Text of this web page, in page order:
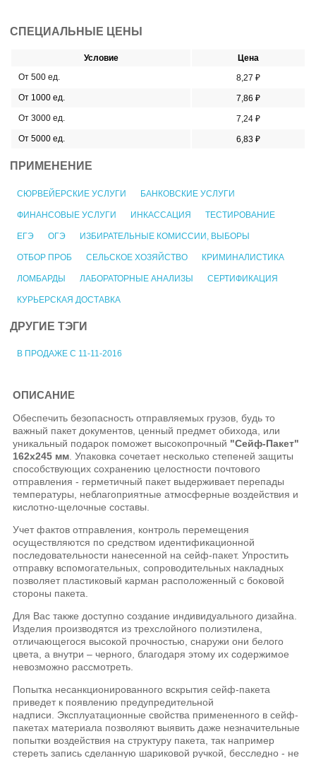
СПЕЦИАЛЬНЫЕ ЦЕНЫ
Условие
Цена
От 500 ед.
8,27 ₽
От 1000 ед.
7,86 ₽
От 3000 ед.
7,24 ₽
От 5000 ед.
6,83 ₽
ПРИМЕНЕНИЕ
СЮРВЕЙЕРСКИЕ УСЛУГИ БАНКОВСКИЕ УСЛУГИ
ФИНАНСОВЫЕ УСЛУГИ ИНКАССАЦИЯ ТЕСТИРОВАНИЕ
ЕГЭ ОГЭ ИЗБИРАТЕЛЬНЫЕ КОМИССИИ, ВЫБОРЫ
ОТБОР ПРОБ СЕЛЬСКОЕ ХОЗЯЙСТВО КРИМИНАЛИСТИКА
ЛОМБАРДЫ ЛАБОРАТОРНЫЕ АНАЛИЗЫ СЕРТИФИКАЦИЯ
КУРЬЕРСКАЯ ДОСТАВКА
ДРУГИЕ ТЭГИ
В ПРОДАЖЕ С 11-11-2016
ОПИСАНИЕ
Обеспечить безопасность отправляемых грузов, будь то
важный пакет документов, ценный предмет обихода, или
уникальный подарок поможет высокопрочный "Сейф-Пакет"
162х245 мм . Упаковка сочетает несколько степеней защиты
способствующих сохранению целостности почтового
отправления - герметичный пакет выдерживает перепады
температуры, неблагоприятные атмосферные воздействия и
кислотно-щелочные составы.
Учет фактов отправления, контроль перемещения
осуществляются по средством идентификационной
последовательности нанесенной на сейф-пакет. Упростить
отправку вспомогательных, сопроводительных накладных
позволяет пластиковый карман расположенный с боковой
стороны пакета.
Для Вас также доступно создание индивидуального дизайна.
Изделия производятся из трехслойного полиэтилена,
отличающегося высокой прочностью, снаружи они белого
цвета, а внутри – черного, благодаря этому их содержимое
невозможно рассмотреть.
Попытка несанкционированного вскрытия сейф-пакета
приведет к появлению предупредительной
надписи. Эксплуатационные свойства примененного в сейф-
пакетах материала позволяют выявить даже незначительные
попытки воздействия на структуру пакета, так например
стереть запись сделанную шариковой ручкой, бесследно - не